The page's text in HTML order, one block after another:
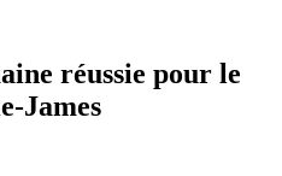
réussie pour le
James